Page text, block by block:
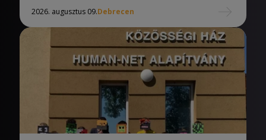
2026. augusztus 09.Debrecen